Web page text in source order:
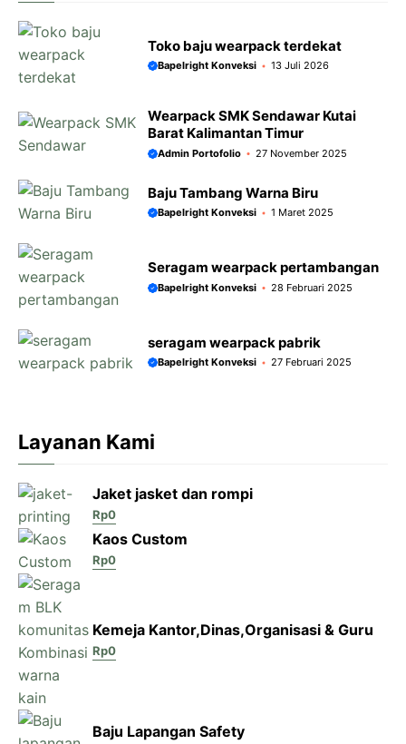
Toko baju wearpack terdekat
Bapelright Konveksi 13 Juli 2026
Wearpack SMK Sendawar Kutai
Barat Kalimantan Timur
Admin Portofolio 27 November 2025
Baju Tambang Warna Biru
Bapelright Konveksi 1 Maret 2025
Seragam wearpack pertambangan
Bapelright Konveksi 28 Februari 2025
seragam wearpack pabrik
Bapelright Konveksi 27 Februari 2025
Layanan Kami
Jaket jasket dan rompi
Rp0
Kaos Custom
Rp0
Kemeja Kantor,Dinas,Organisasi & Guru
Rp0
Baju Lapangan Safety